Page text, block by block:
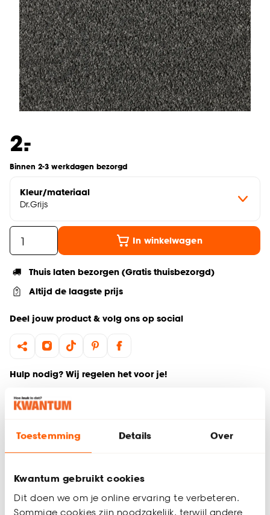
Toestemming Details Over
Kwantum gebruikt cookies
Dit doen we om je online ervaring te verbeteren.
Sommige cookies zijn noodzakelijk, terwijl andere
2.
-
Binnen 2-3 werkdagen bezorgd
Kleur/materiaal
Dr.Grijs
In winkelwagen
Thuis laten bezorgen (Gratis thuisbezorgd)
Altijd de laagste prijs
Deel jouw product & volg ons op social
Hulp nodig? Wij regelen het voor je!
Productomschrijving
en bekijk of vergelijk eenvoudig welke vloer jouw favoriet is.
Zo ben je 100% zeker van de juiste keuze. De kleurstalen
worden binnen 2 à 3 werkdagen thuisbezorgd en passen